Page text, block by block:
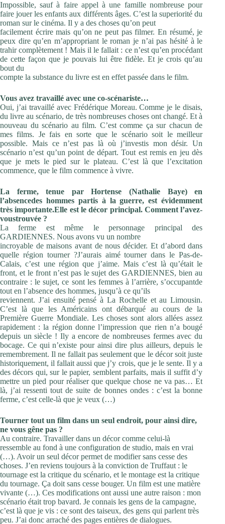
Impossible, sauf à faire appel à une famille nombreuse pour
faire jouer les enfants aux différents âges. C’est la superiorité du
roman sur le cinéma. Il y a des choses qu’on peut
facilement écrire mais qu’on ne peut pas filmer. En résumé, je
peux dire qu’en m’appropriant le roman je n’ai pas hésité à le
trahir complètement ! Mais il le fallait : ce n’est qu’en procédant
de cette façon que je pouvais lui être fidèle. Et je crois qu’au
bout du
compte la substance du livre est en effet passée dans le film.
Vous avez travaillé avec une co-scénariste…
Oui, j’ai travaillé avec Frédérique Moreau. Comme je le disais,
du livre au scénario, de très nombreuses choses ont changé. Et à
nouveau du scénario au film. C’est comme ça sur chacun de
mes films. Je fais en sorte que le scénario soit le meilleur
possible. Mais ce n’est pas là où j’investis mon désir. Un
scénario n’est qu’un point de départ. Tout est remis en jeu dès
que je mets le pied sur le plateau. C’est là que l’excitation
commence, que le film commence à vivre.
La ferme, tenue par Hortense (Nathalie Baye) en
l’absencedes hommes partis à la guerre, est évidemment
très importante.Elle est le décor principal. Comment l’avez-
voustrouvée ?
La ferme est même le personnage principal des
GARDIENNES. Nous avons vu un nombre
incroyable de maisons avant de nous décider. Et d’abord dans
quelle région tourner ?J’aurais aimé tourner dans le Pas-de-
Calais, c’est une région que j’aime. Mais c’est là qu’était le
front, et le front n’est pas le sujet des GARDIENNES, bien au
contraire : le sujet, ce sont les femmes à l’arrière, s’occupantde
tout en l’absence des hommes, jusqu’à ce qu’ils
reviennent. J’ai ensuité pensé à La Rochelle et au Limousin.
C’est là que les Américains ont débarqué au cours de la
Première Guerre Mondiale. Les choses sont alors allées assez
rapidement : la région donne l’impression que rien n’a bougé
depuis un siècle ! Ily a encore de nombreuses fermes avec du
bocage. Ce qui n’existe pour ainsi dire plus ailleurs, depuis le
remembrement. Il ne fallait pas seulement que le décor soit juste
historiquement, il fallait aussi que j’y crois, que je le sente. Il y a
des décors qui, sur le papier, semblent parfaits, mais il suffit d’y
mettre un pied pour réaliser que quelque chose ne va pas… Et
là, j’ai ressenti tout de suite de bonnes ondes : c’est la bonne
ferme, c’est celle-là que je veux (…)
Tourner tout un film dans un seul endroit, pour ainsi dire,
ne vous gêne pas ?
Au contraire. Travailler dans un décor comme celui-là
ressemble au fond à une configuration de studio, mais en vrai
(…). Avoir un seul décor permet de modifier sans cesse des
choses. J’en reviens toujours à la conviction de Truffaut : le
tournage est la critique du scénario, et le montage est la critique
du tournage. Ça doit sans cesse bouger. Un film est une matière
vivante (…). Ces modifications ont aussi une autre raison : mon
scénario était trop bavard. Je connais les gens de la campagne,
c’est là que je vis : ce sont des taiseux, des gens qui parlent très
peu. J’ai donc arraché des pages entières de dialogues.